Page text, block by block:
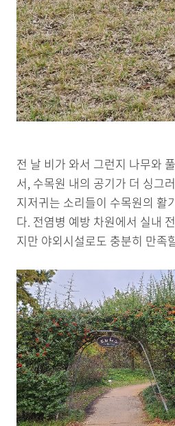
전 날 비가 와서 그런지 나무와
서, 수목원 내의 공기가 더 싱그
지저귀는 소리들이 수목원의 활
다. 전염병 예방 차원에서 실내
지만 야외시설로도 충분히 만족